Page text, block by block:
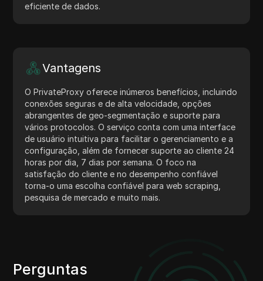
eficiente de dados.
Vantagens
O PrivateProxy oferece inúmeros benefícios, incluindo
conexões seguras e de alta velocidade, opções
abrangentes de geo-segmentação e suporte para
vários protocolos. O serviço conta com uma interface
de usuário intuitiva para facilitar o gerenciamento e a
configuração, além de fornecer suporte ao cliente 24
horas por dia, 7 dias por semana. O foco na
satisfação do cliente e no desempenho confiável
torna-o uma escolha confiável para web scraping,
pesquisa de mercado e muito mais.
Perguntas